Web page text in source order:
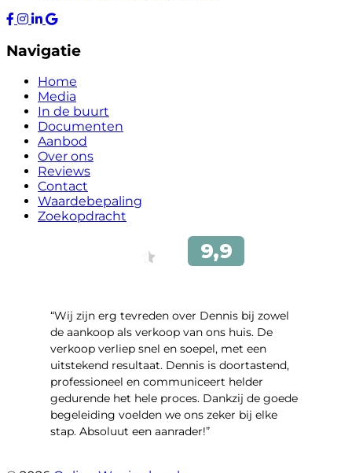
Navigatie
Home
Media
In de buurt
Documenten
Aanbod
Over ons
Reviews
Contact
Waardebepaling
Zoekopdracht
“Wij zijn erg tevreden over Dennis bij zowel
de aankoop als verkoop van ons huis. De
verkoop verliep snel en soepel, met een
uitstekend resultaat. Dennis is doortastend,
professioneel en communiceert helder
gedurende het hele proces. Dankzij de goede
begeleiding voelden we ons zeker bij elke
stap. Absoluut een aanrader!”